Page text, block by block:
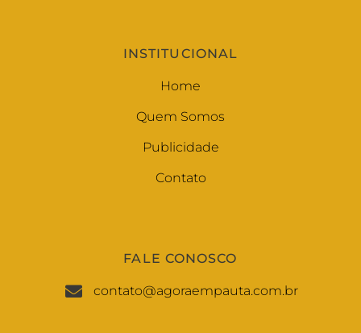
INSTITUCIONAL
Home
Quem Somos
Publicidade
Contato
FALE CONOSCO
contato@agoraempauta.com.br